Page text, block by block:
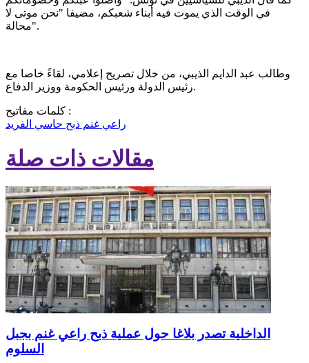
في الوقت الذي يموت فيه أبناء شعبكم، مضيفا "نحن موتى لا
محالة".
وطالب عبد الدايم الذيبي، من خلال تصريح إعلامي، لقاءً خاصا مع
رئيس الدولة ورئيس الحكومة ووزير الدفاع.
كلمات مفاتيح :
راعي غنم ذبح حاسي الفريد
مقالات ذات صلة
الداخلية تصدر بلاغا حول عملية ذبح راعي غنم بجبل
السلوم